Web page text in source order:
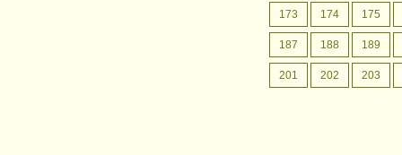
173 174 175
187 188 189
201 202 203